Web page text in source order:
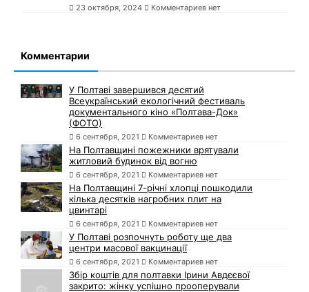
23 октября, 2024 Комментариев нет
Комментарии
У Полтаві завершився десятий
Всеукраїнський екологічний фестиваль
документального кіно «Полтава-Док»
(ФОТО)
6 сентября, 2021 Комментариев нет
На Полтавщині пожежники врятували
житловий будинок від вогню
6 сентября, 2021 Комментариев нет
На Полтавщині 7-річні хлопці пошкодили
кілька десятків нагробних плит на
цвинтарі
6 сентября, 2021 Комментариев нет
У Полтаві розпочнуть роботу ще два
центри масової вакцинації
6 сентября, 2021 Комментариев нет
Збір коштів для полтавки Ірини Авдєєвої
закрито: жінку успішно прооперували